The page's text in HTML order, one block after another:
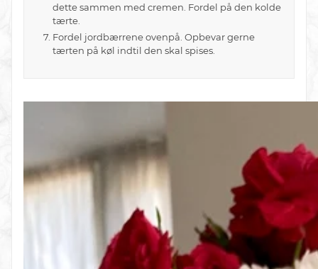
dette sammen med cremen. Fordel på den kolde
tærte.
Fordel jordbærrene ovenpå. Opbevar gerne
tærten på køl indtil den skal spises.